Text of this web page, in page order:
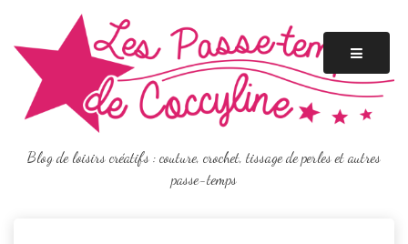
content
Blog de loisirs créatifs : couture, crochet, tissage de perles et autres
passe-temps